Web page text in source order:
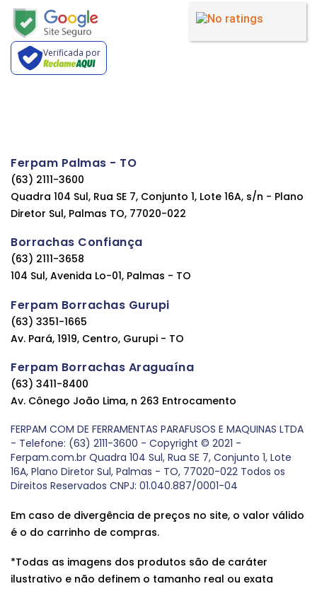
Verificada por
Ferpam Palmas - TO
(63) 2111-3600
Quadra 104 Sul, Rua SE 7, Conjunto 1, Lote 16A, s/n - Plano
Diretor Sul, Palmas TO, 77020-022
Borrachas Confiança
(63) 2111-3658
104 Sul, Avenida Lo-01, Palmas - TO
Ferpam Borrachas Gurupi
(63) 3351-1665
Av. Pará, 1919, Centro, Gurupi - TO
Ferpam Borrachas Araguaína
(63) 3411-8400
Av. Cônego João Lima, n 263 Entrocamento
FERPAM COM DE FERRAMENTAS PARAFUSOS E MAQUINAS LTDA
- Telefone: (63) 2111-3600 - Copyright © 2021 -
Ferpam.com.br Quadra 104 Sul, Rua SE 7, Conjunto 1, Lote
16A, Plano Diretor Sul, Palmas - TO, 77020-022 Todos os
Direitos Reservados CNPJ: 01.040.887/0001-04
Em caso de divergência de preços no site, o valor válido
é o do carrinho de compras.
*Todas as imagens dos produtos são de caráter
ilustrativo e não definem o tamanho real ou exata